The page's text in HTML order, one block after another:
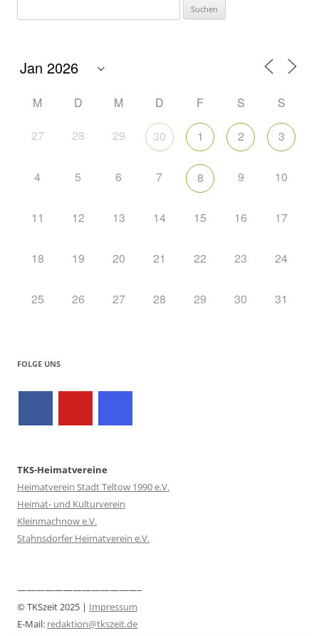
M D M D F S S
27 28 29 30 1 2 3
4 5 6 7 8 9 10
11 12 13 14 15 16 17
18 19 20 21 22 23 24
25 26 27 28 29 30 31
FOLGE UNS
TKS-Heimatvereine
Heimatverein Stadt Teltow 1990 e.V.
Heimat- und Kulturverein
Kleinmachnow e.V.
Stahnsdorfer Heimatverein e.V.
—————————————–
© TKSzeit 2025 | Impressum
E-Mail: redaktion@tkszeit.de